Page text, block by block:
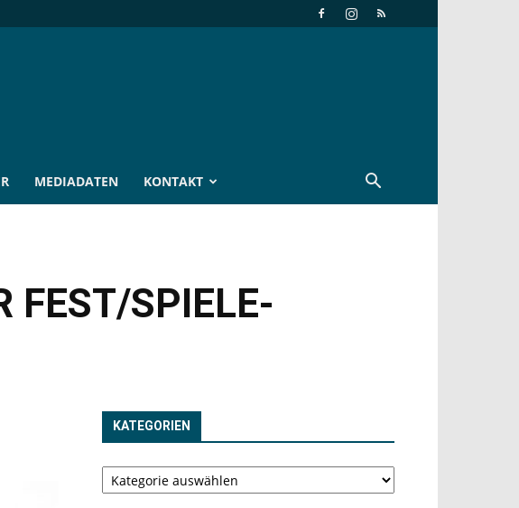
MEDIADATEN KONTAKT
FEST/SPIELE-
KATEGORIEN
Kategorien